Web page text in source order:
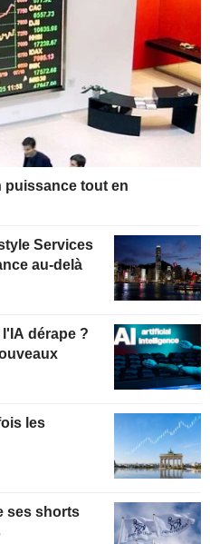
puissance tout en
Services
au-delà
dérape ?
les
ses shorts